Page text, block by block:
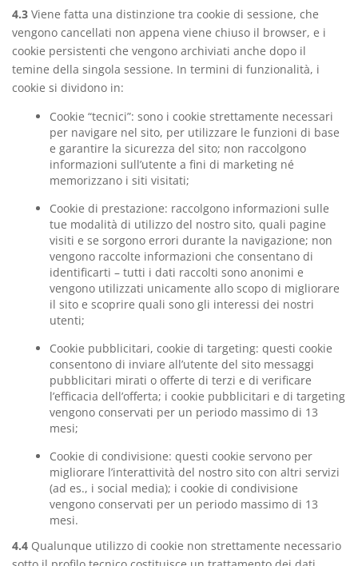
4.3 Viene fatta una distinzione tra cookie di sessione, che
vengono cancellati non appena viene chiuso il browser, e i
cookie persistenti che vengono archiviati anche dopo il
temine della singola sessione. In termini di funzionalità, i
cookie si dividono in:
Cookie “tecnici”: sono i cookie strettamente necessari
per navigare nel sito, per utilizzare le funzioni di base
e garantire la sicurezza del sito; non raccolgono
informazioni sull’utente a fini di marketing né
memorizzano i siti visitati;
Cookie di prestazione: raccolgono informazioni sulle
tue modalità di utilizzo del nostro sito, quali pagine
visiti e se sorgono errori durante la navigazione; non
vengono raccolte informazioni che consentano di
identificarti – tutti i dati raccolti sono anonimi e
vengono utilizzati unicamente allo scopo di migliorare
il sito e scoprire quali sono gli interessi dei nostri
utenti;
Cookie pubblicitari, cookie di targeting: questi cookie
consentono di inviare all’utente del sito messaggi
pubblicitari mirati o offerte di terzi e di verificare
l’efficacia dell’offerta; i cookie pubblicitari e di targeting
vengono conservati per un periodo massimo di 13
mesi;
Cookie di condivisione: questi cookie servono per
migliorare l’interattività del nostro sito con altri servizi
(ad es., i social media); i cookie di condivisione
vengono conservati per un periodo massimo di 13
mesi.
4.4 Qualunque utilizzo di cookie non strettamente necessario